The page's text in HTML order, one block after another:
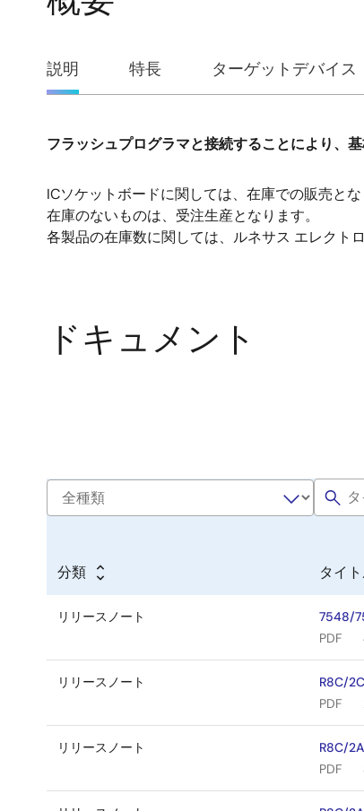
概
説明 特長 ターゲットデバイス
明
フラッシュプログラマと接続することにより、
ICソケットボードに関しては、在庫での販売とな
在庫のないものは、受注生産となります。
各製品の在庫数に関しては、ルネサス エレクト
ドキュメント
分類 タイ
リリースノート
7548/
PDF
リリースノート
R8C/
PDF
リリースノート
R8C/
PDF